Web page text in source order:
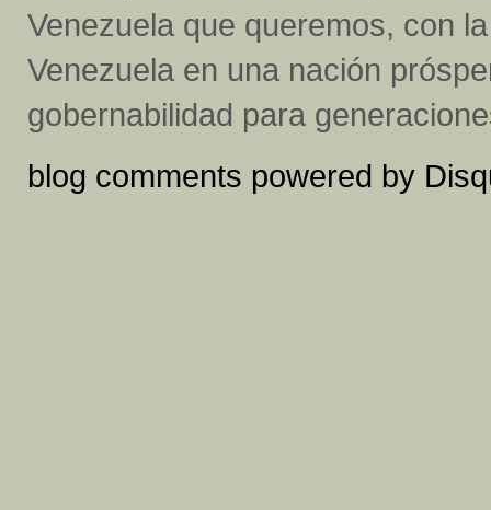
Venezuela que queremos, con
Venezuela en una nación
gobernabilidad para
blog comments powered by